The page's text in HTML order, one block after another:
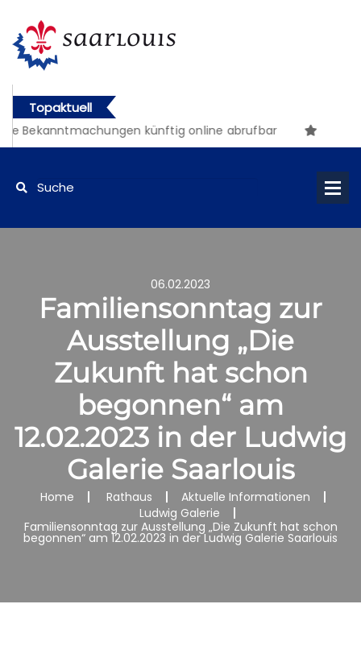
Topaktuell
Bekanntmachungen künftig online abrufbar
06.02.2023
Familiensonntag zur
Ausstellung „Die
Zukunft hat schon
begonnen“ am
12.02.2023 in der Ludwig
Galerie Saarlouis
Home Rathaus
Aktuelle Informationen
Ludwig Galerie
Familiensonntag zur Ausstellung „Die Zukunft hat schon
begonnen“ am 12.02.2023 in der Ludwig Galerie Saarlouis